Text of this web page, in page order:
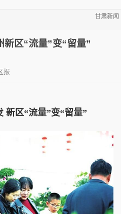
甘肃新闻
区“流量”变“留量”
报
新区“流量”变“留量”